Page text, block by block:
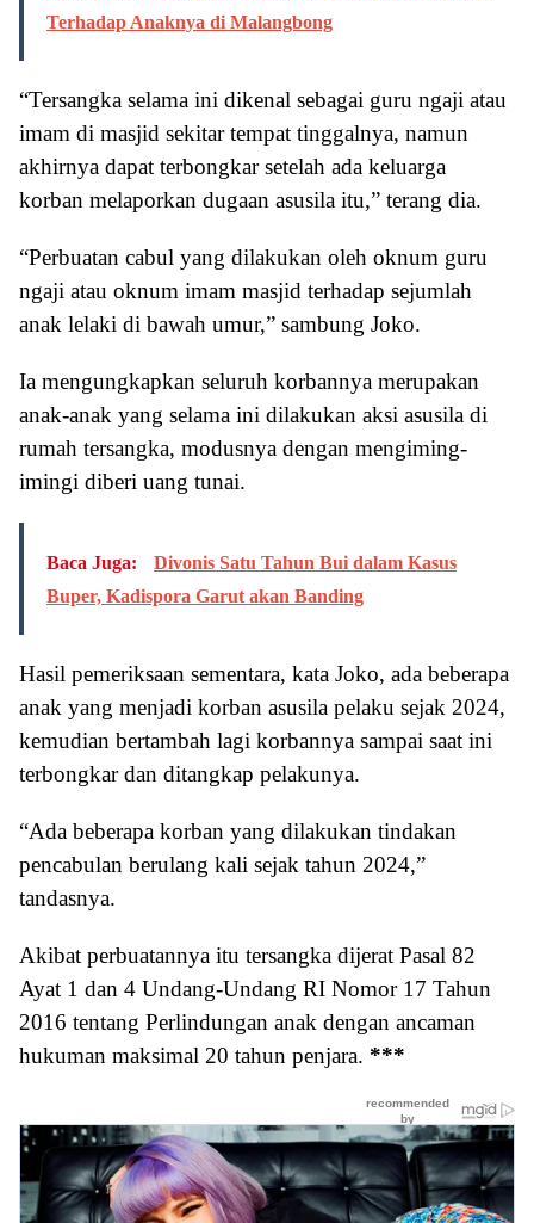
Terhadap Anaknya di Malangbong
“Tersangka selama ini dikenal sebagai guru ngaji atau
imam di masjid sekitar tempat tinggalnya, namun
akhirnya dapat terbongkar setelah ada keluarga
korban melaporkan dugaan asusila itu,” terang dia.
“Perbuatan cabul yang dilakukan oleh oknum guru
ngaji atau oknum imam masjid terhadap sejumlah
anak lelaki di bawah umur,” sambung Joko.
Ia mengungkapkan seluruh korbannya merupakan
anak-anak yang selama ini dilakukan aksi asusila di
rumah tersangka, modusnya dengan mengiming-
imingi diberi uang tunai.
Baca Juga:
Divonis Satu Tahun Bui dalam Kasus
Buper, Kadispora Garut akan Banding
Hasil pemeriksaan sementara, kata Joko, ada beberapa
anak yang menjadi korban asusila pelaku sejak 2024,
kemudian bertambah lagi korbannya sampai saat ini
terbongkar dan ditangkap pelakunya.
“Ada beberapa korban yang dilakukan tindakan
pencabulan berulang kali sejak tahun 2024,”
tandasnya.
Akibat perbuatannya itu tersangka dijerat Pasal 82
Ayat 1 dan 4 Undang-Undang RI Nomor 17 Tahun
2016 tentang Perlindungan anak dengan ancaman
hukuman maksimal 20 tahun penjara. ***